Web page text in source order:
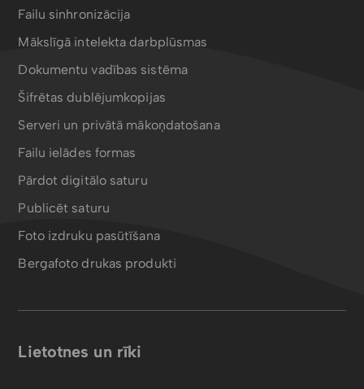
Failu sinhronizācija
Mākslīgā intelekta darbplūsmas
Dokumentu vadības sistēma
Šifrētas dublējumkopijas
Serveri un privātā mākoņdatošana
Failu ielādes formas
Pārdot digitālo saturu
Publicēt saturu
Foto izdruku pasūtīšana
Bergafoto drukas produkti
Lietotnes un rīki